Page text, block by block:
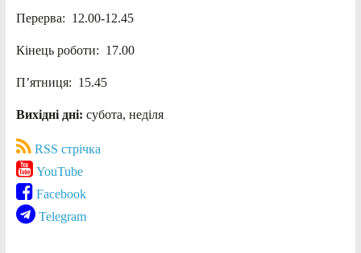
Перерва: 12.00-12.45
Кінець роботи: 17.00
П’ятниця: 15.45
Вихідні дні: субота, неділя
RSS стрічка
YouTube
Facebook
Telegram